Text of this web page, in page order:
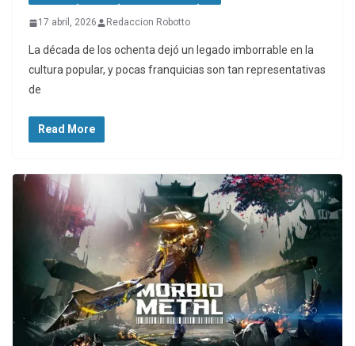
17 abril, 2026 Redaccion Robotto
La década de los ochenta dejó un legado imborrable en la
cultura popular, y pocas franquicias son tan representativas
de
Read More